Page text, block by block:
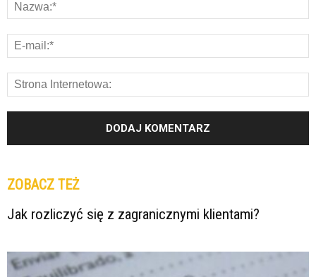
ZOBACZ TEŻ
Jak rozliczyć się z zagranicznymi klientami?